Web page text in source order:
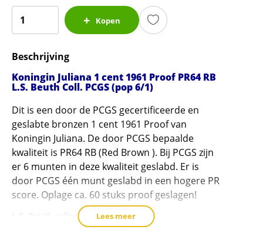
Juliana
cent
1961
Proof
RB
L.S.
Beuth
Coll.
PCGS
gecertificeerd
Kopen
Beschrijving
Koningin Juliana 1 cent 1961 Proof PR64 RB
L.S. Beuth Coll. PCGS (pop 6/1)
Dit is een door de PCGS gecertificeerde en
geslabte bronzen 1 cent 1961 Proof van
Koningin Juliana. De door PCGS bepaalde
kwaliteit is PR64 RB (Red Brown ). Bij PCGS zijn
er 6 munten in deze kwaliteit geslabd. Er is
door PCGS één munt geslabd in een hogere PR
score. Oplage ca. 60 stuks proof geslagen!
L.S. Beuth collectie en certificaat
Lees meer